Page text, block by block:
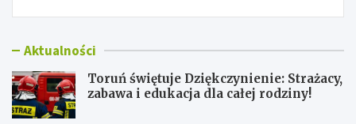
Aktualności
Toruń świętuje Dziękczynienie: Strażacy,
zabawa i edukacja dla całej rodziny!